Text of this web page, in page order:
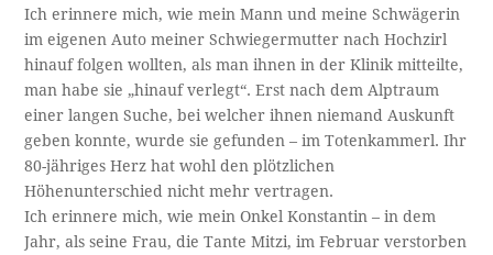
Ich erinnere mich, wie mein Mann und meine Schwägerin
im eigenen Auto meiner Schwiegermutter nach Hochzirl
hinauf folgen wollten, als man ihnen in der Klinik mitteilte,
man habe sie „hinauf verlegt“. Erst nach dem Alptraum
einer langen Suche, bei welcher ihnen niemand Auskunft
geben konnte, wurde sie gefunden – im Totenkammerl. Ihr
80-jähriges Herz hat wohl den plötzlichen
Höhenunterschied nicht mehr vertragen.
Ich erinnere mich, wie mein Onkel Konstantin – in dem
Jahr, als seine Frau, die Tante Mitzi, im Februar verstorben